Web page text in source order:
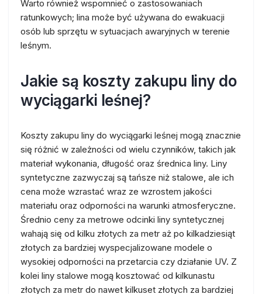
Warto również wspomnieć o zastosowaniach
ratunkowych; lina może być używana do ewakuacji
osób lub sprzętu w sytuacjach awaryjnych w terenie
leśnym.
Jakie są koszty zakupu liny do
wyciągarki leśnej?
Koszty zakupu liny do wyciągarki leśnej mogą znacznie
się różnić w zależności od wielu czynników, takich jak
materiał wykonania, długość oraz średnica liny. Liny
syntetyczne zazwyczaj są tańsze niż stalowe, ale ich
cena może wzrastać wraz ze wzrostem jakości
materiału oraz odporności na warunki atmosferyczne.
Średnio ceny za metrowe odcinki liny syntetycznej
wahają się od kilku złotych za metr aż po kilkadziesiąt
złotych za bardziej wyspecjalizowane modele o
wysokiej odporności na przetarcia czy działanie UV. Z
kolei liny stalowe mogą kosztować od kilkunastu
złotych za metr do nawet kilkuset złotych za bardziej